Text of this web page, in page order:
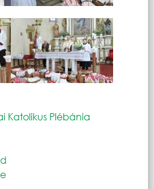
Katolikus Plébánia